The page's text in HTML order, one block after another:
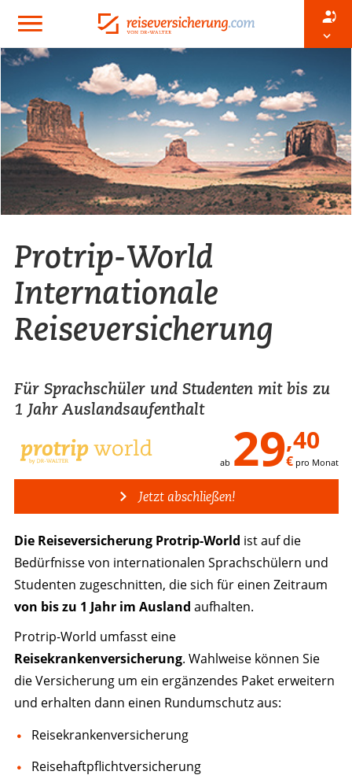
Protrip-World
Internationale
Reiseversicherung
Für Sprachschüler und Studenten mit bis zu
1 Jahr Auslandsaufenthalt
ab 29,40
€pro Monat
Jetzt abschließen!
Die Reiseversicherung Protrip-World ist auf die
Bedürfnisse von internationalen Sprachschülern und
Studenten zugeschnitten, die sich für einen Zeitraum
von bis zu 1 Jahr im Ausland aufhalten.
Protrip-World umfasst eine
Reisekrankenversicherung. Wahlweise können Sie
die Versicherung um ein ergänzendes Paket erweitern
und erhalten dann einen Rundumschutz aus:
Reisekrankenversicherung
Reisehaftpflichtversicherung